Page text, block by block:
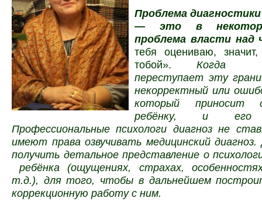
Проблема
— это в
проблема власти над
тебя оцениваю,
тобой». Когда
переступает эту
некорректный или
который приносит
ребёнку, и его
Профессиональные психологи диагноз не
имеют права озвучивать медицинский
получить детальное представление о
ребёнка (ощущениях, страхах,
т.д.), для того, чтобы в дальнейшем
коррекционную работу с ним.